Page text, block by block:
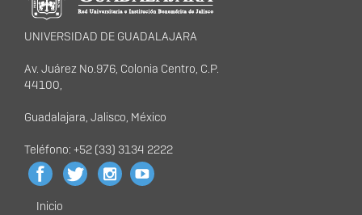
UNIVERSIDAD DE GUADALAJARA
Av. Juárez No.976, Colonia Centro, C.P.
44100,
Guadalajara, Jalisco, México
Teléfono: +52 (33) 3134 2222
Inicio